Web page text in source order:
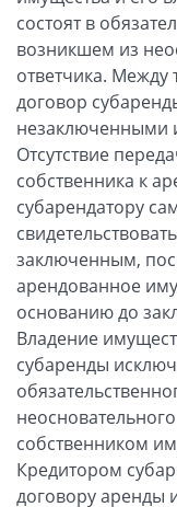
состоят в
возникшем из
ответчика.
договор
незаключенными
Отсутствие
собственника к
субарендатору
заключенным,
арендованное
основанию до
Владение
субаренды
собственником
Кредитором
договору аренды